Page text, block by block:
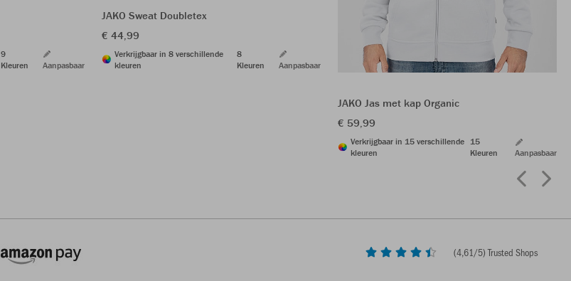
9
Kleuren
Aanpasbaar
JAKO Sweat Doubletex
€ 44,99
Verkrijgbaar in 8 verschillende
kleuren
8
Kleuren
Aanpasbaar
JAKO Jas met kap Organic
€ 59,99
Verkrijgbaar in 15 verschillende
kleuren
15
Kleuren
Aanpasbaar
(4,61/5) Trusted Shops